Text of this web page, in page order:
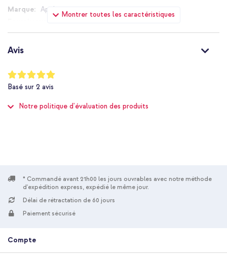
Avec 1 an de garantie
nouvel iPad grâce à cet adaptateur pratique.
Montrer toutes les caractéristiques
Apple
0 m
Plastique
Avis
Notation:
100
%
of
Basé sur 2 avis
Notre politique d'évaluation des produits
* Commandé avant 21h00 les jours ouvrables avec notre méthode
d'expédition express, expédié le même jour.
Délai de rétractation de 60 jours
Paiement sécurisé
Compte